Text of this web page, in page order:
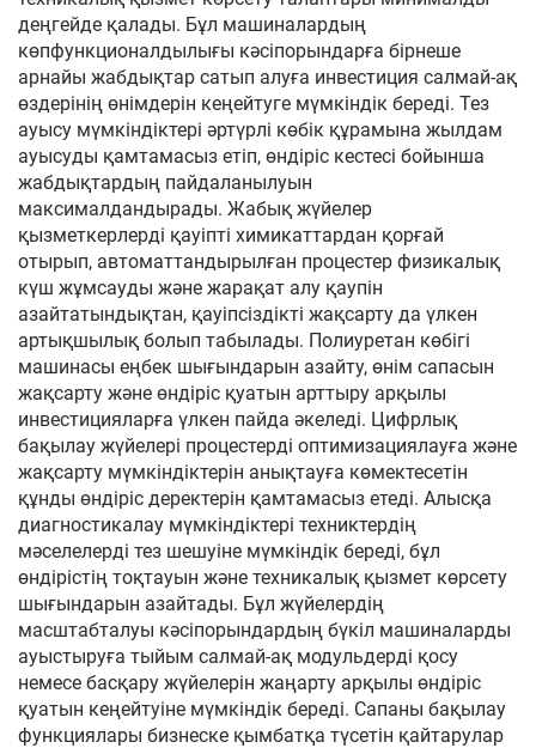
деңгейде қалады. Бұл машиналардың
көпфункционалдылығы кәсіпорындарға бірнеше
арнайы жабдықтар сатып алуға инвестиция салмай-ақ
өздерінің өнімдерін кеңейтуге мүмкіндік береді. Тез
ауысу мүмкіндіктері әртүрлі көбік құрамына жылдам
ауысуды қамтамасыз етіп, өндіріс кестесі бойынша
жабдықтардың пайдаланылуын
максималдандырады. Жабық жүйелер
қызметкерлерді қауіпті химикаттардан қорғай
отырып, автоматтандырылған процестер физикалық
күш жұмсауды және жарақат алу қаупін
азайтатындықтан, қауіпсіздікті жақсарту да үлкен
артықшылық болып табылады. Полиуретан көбігі
машинасы еңбек шығындарын азайту, өнім сапасын
жақсарту және өндіріс қуатын арттыру арқылы
инвестицияларға үлкен пайда әкеледі. Цифрлық
бақылау жүйелері процестерді оптимизациялауға және
жақсарту мүмкіндіктерін анықтауға көмектесетін
құнды өндіріс деректерін қамтамасыз етеді. Алысқа
диагностикалау мүмкіндіктері техниктердің
мәселелерді тез шешуіне мүмкіндік береді, бұл
өндірістің тоқтауын және техникалық қызмет көрсету
шығындарын азайтады. Бұл жүйелердің
масштабталуы кәсіпорындардың бүкіл машиналарды
ауыстыруға тыйым салмай-ақ модульдерді қосу
немесе басқару жүйелерін жаңарту арқылы өндіріс
қуатын кеңейтуіне мүмкіндік береді. Сапаны бақылау
функциялары бизнеске қымбатқа түсетін қайтарулар